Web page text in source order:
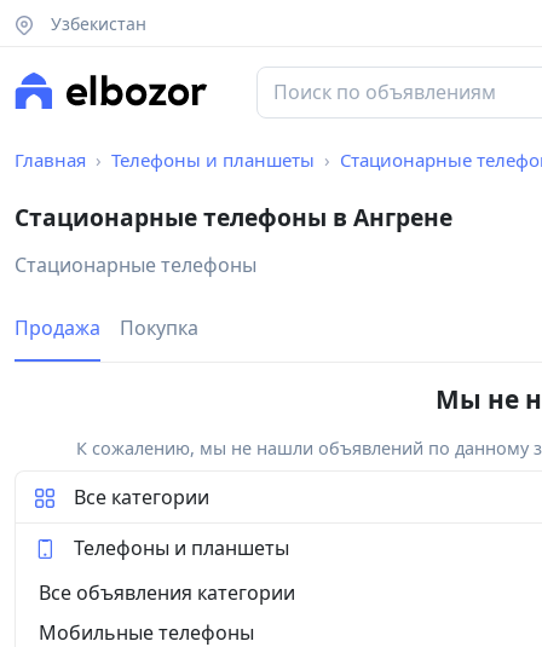
Узбекистан
Главная Телефоны и планшеты Стационарные
Стационарные телефоны в Ангрене
Стационарные телефоны
Продажа Покупка
Мы не
К сожалению, мы не нашли объявлений по данному
Все категории
Телефоны и планшеты
Все объявления категории
Мобильные телефоны